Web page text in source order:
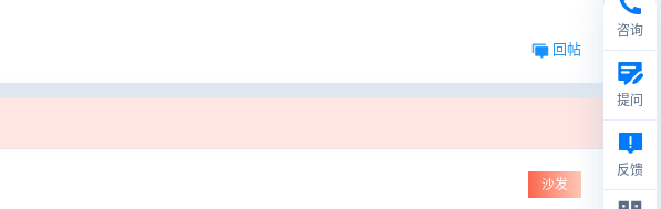
回帖
沙发
咨询
提问
反馈